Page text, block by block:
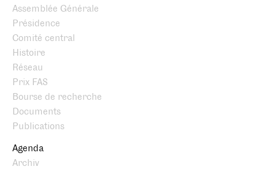
Assemblée Générale
Présidence
Comité central
Histoire
Réseau
Prix FAS
Bourse de recherche
Documents
Publications
Agenda
Archiv